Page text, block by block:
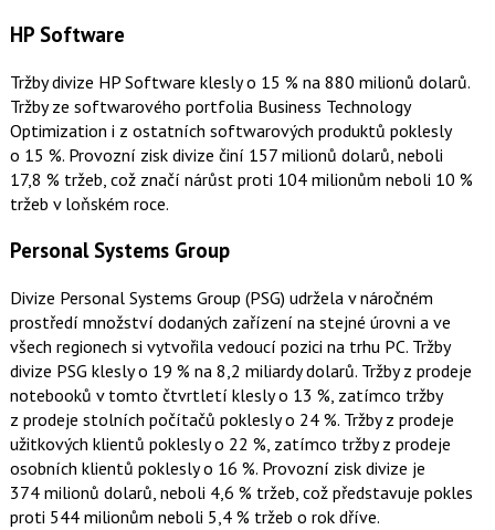
HP Software
Tržby divize HP Software klesly o 15 % na 880 milionů dolarů.
Tržby ze softwarového portfolia Business Technology
Optimization i z ostatních softwarových produktů poklesly
o 15 %. Provozní zisk divize činí 157 milionů dolarů, neboli
17,8 % tržeb, což značí nárůst proti 104 milionům neboli 10 %
tržeb v loňském roce.
Personal Systems Group
Divize Personal Systems Group (PSG) udržela v náročném
prostředí množství dodaných zařízení na stejné úrovni a ve
všech regionech si vytvořila vedoucí pozici na trhu PC. Tržby
divize PSG klesly o 19 % na 8,2 miliardy dolarů. Tržby z prodeje
notebooků v tomto čtvrtletí klesly o 13 %, zatímco tržby
z prodeje stolních počítačů poklesly o 24 %. Tržby z prodeje
užitkových klientů poklesly o 22 %, zatímco tržby z prodeje
osobních klientů poklesly o 16 %. Provozní zisk divize je
374 milionů dolarů, neboli 4,6 % tržeb, což představuje pokles
proti 544 milionům neboli 5,4 % tržeb o rok dříve.